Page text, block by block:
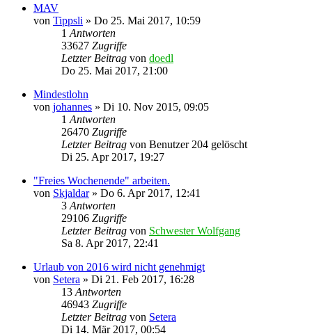
MAV
von Tippsli » Do 25. Mai 2017, 10:59
1 Antworten
33627 Zugriffe
Letzter Beitrag von doedl
Do 25. Mai 2017, 21:00
Mindestlohn
von johannes » Di 10. Nov 2015, 09:05
1 Antworten
26470 Zugriffe
Letzter Beitrag von Benutzer 204 gelöscht
Di 25. Apr 2017, 19:27
"Freies Wochenende" arbeiten.
von Skjaldar» Do 6. Apr 2017, 12:41
3 Antworten
29106 Zugriffe
Letzter Beitrag von Schwester Wolfgang
Sa 8. Apr 2017, 22:41
Urlaub von 2016 wird nicht genehmigt
von Setera » Di 21. Feb 2017, 16:28
13 Antworten
46943 Zugriffe
Letzter Beitrag von Setera
Di 14. Mär 2017, 00:54